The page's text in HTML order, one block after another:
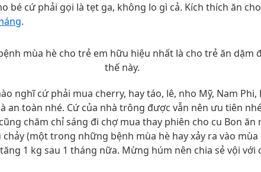
bé cứ phải gọi là tẹt ga, không lo gì cả. Kích thích ăn
.
mùa hè cho trẻ em hữu hiệu nhất là cho trẻ ăn dặm
thế này.
nghĩ cứ phải mua cherry, hay táo, lê, nho Mỹ, Nam Phi,
an toàn nhé. Cứ của nhà trông được vẫn nên ưu tiên
chăm chỉ sáng đi chợ mua thay phiên cho cu Bon ăn
(một trong những bệnh mùa hè hay xảy ra vào mùa
1 kg sau 1 tháng nữa. Mừng húm nên chia sẻ vội với